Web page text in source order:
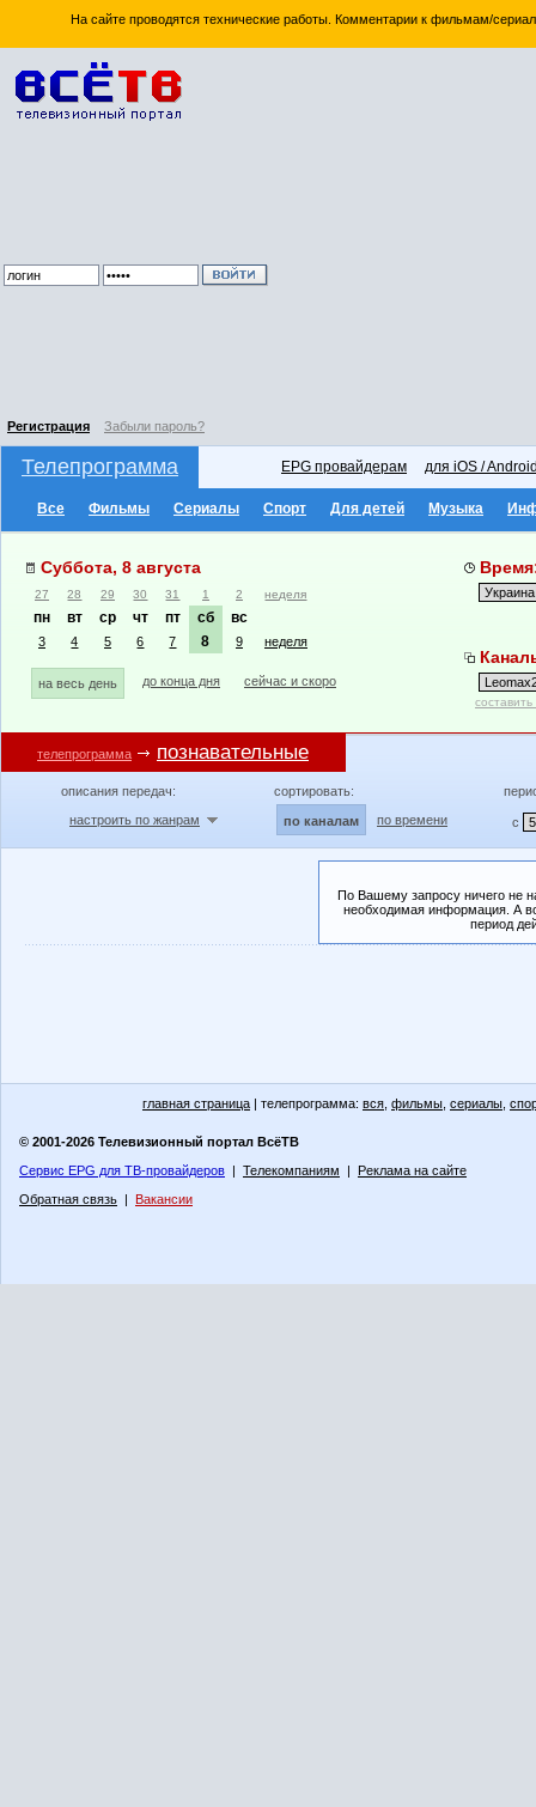
На сайте проводятся технические работы. Комментарии к фильмам/
Регистрация Забыли пароль?
Телепрограмма EPG провайдерам для iOS /
Все Фильмы Сериалы Спорт Для детей Музыка
Суббота, 8 августа
27 28 29 30 31 1 2 неделя
пн вт ср чт пт сб вс
3 4 5 6 7 8 9 неделя
на весь день до конца дня сейчас и скоро
телепрограмма познавательные
описания передач:
настроить по жанрам
сортировать:
по каналам по времени с
По Вашему запросу ничего не
необходимая информация. А
период
главная страница | телепрограмма: вся фильмы сериалы
© 2001-2026 Телевизионный портал ВсёТВ
Сервис EPG для ТВ-провайдеров | Телекомпаниям | Реклама на сайте
Обратная связь | Вакансии